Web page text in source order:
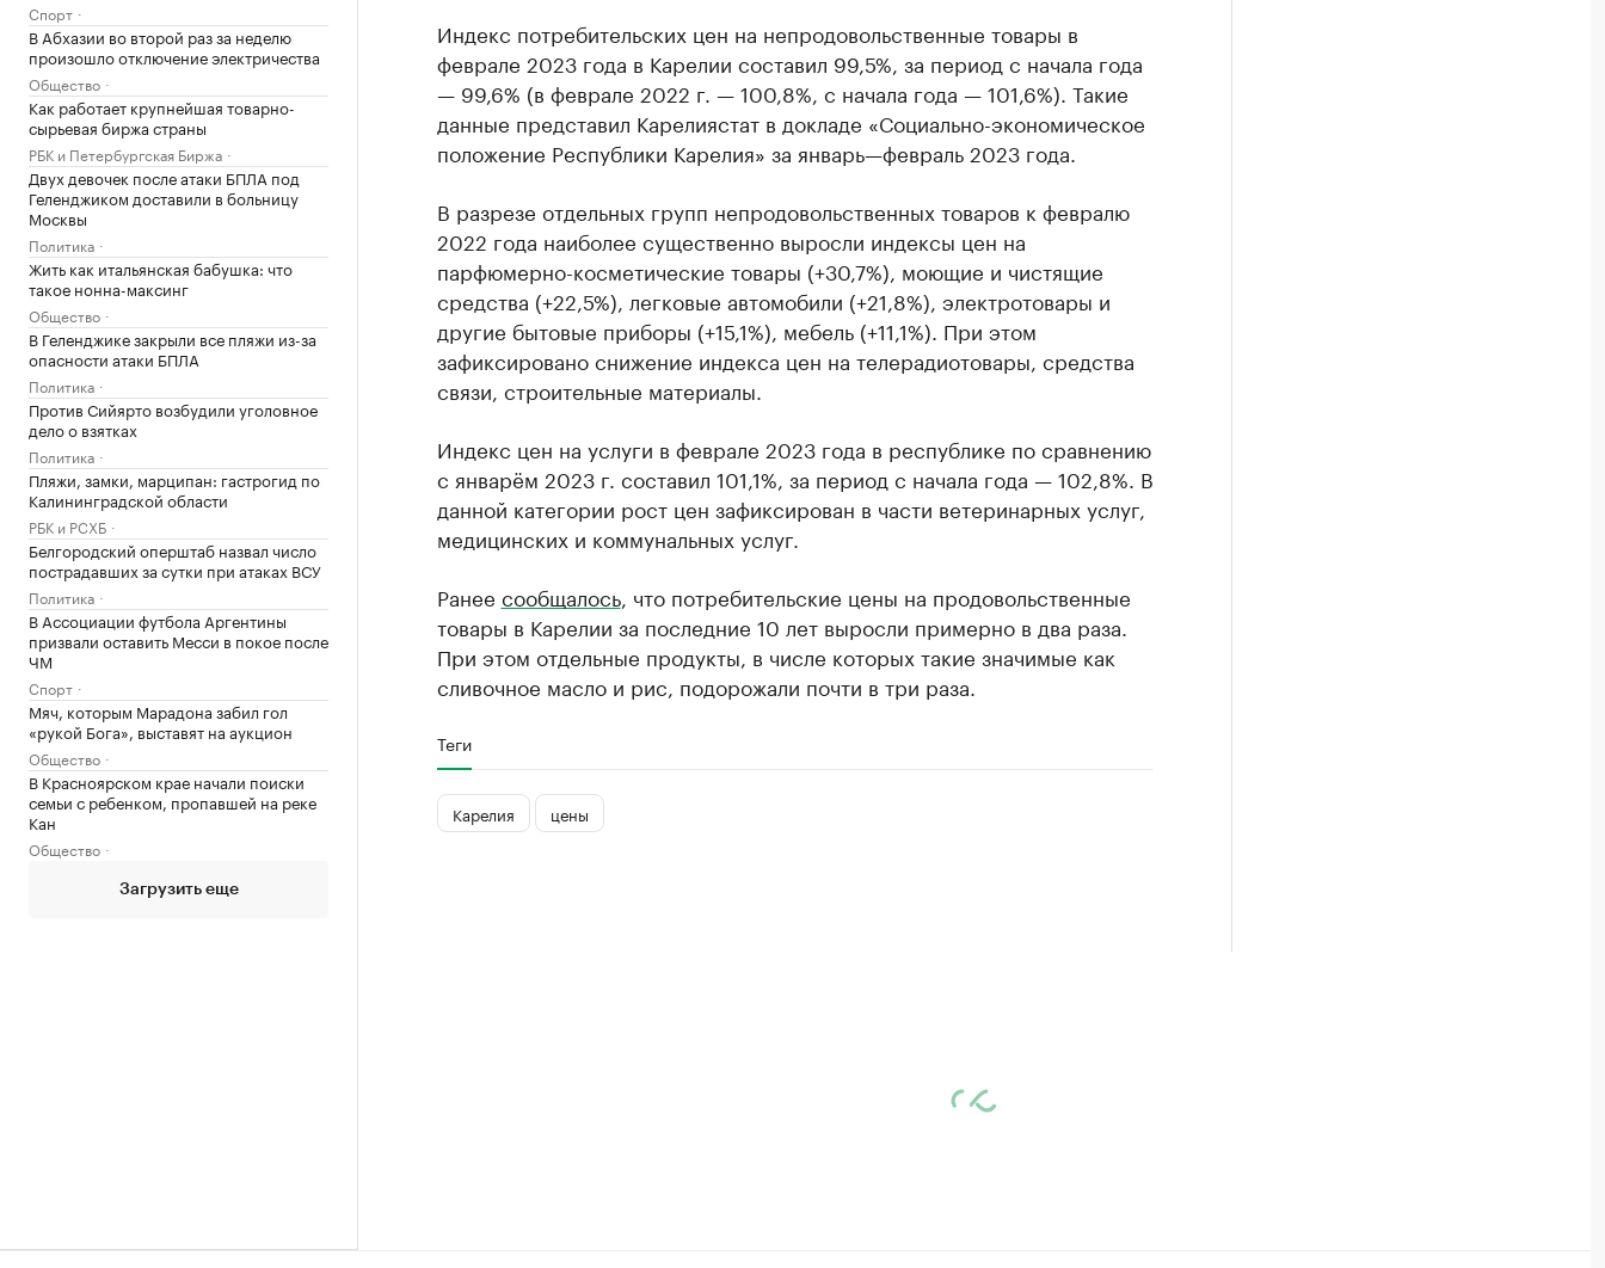
Спорт
В Абхазии во второй раз за неделю
произошло отключение электричества
Общество
Как работает крупнейшая товарно-
сырьевая биржа страны
РБК и Петербургская Биржа
Двух девочек после атаки БПЛА под
Геленджиком доставили в больницу
Москвы
Политика
Жить как итальянская бабушка: что
такое нонна-максинг
Общество
В Геленджике закрыли все пляжи из-за
опасности атаки БПЛА
Политика
Против Сийярто возбудили уголовное
дело о взятках
Политика
Пляжи, замки, марципан: гастрогид по
Калининградской области
РБК и РСХБ
Белгородский оперштаб назвал число
пострадавших за сутки при атаках ВСУ
Политика
В Ассоциации футбола Аргентины
призвали оставить Месси в покое после
ЧМ
Спорт
Мяч, которым Марадона забил гол
«рукой Бога», выставят на аукцион
Общество
В Красноярском крае начали поиски
семьи с ребенком, пропавшей на реке
Кан
Общество
Загрузить еще
Индекс потребительских цен на непродовольственные товары в
феврале 2023 года в Карелии составил 99,5%, за период с начала года
— 99,6% (в феврале 2022 г. — 100,8%, с начала года — 101,6%). Такие
данные представил Карелиястат в докладе «Социально-экономическое
положение Республики Карелия» за январь—февраль 2023 года.
В разрезе отдельных групп непродовольственных товаров к февралю
2022 года наиболее существенно выросли индексы цен на
парфюмерно-косметические товары (+30,7%), моющие и чистящие
средства (+22,5%), легковые автомобили (+21,8%), электротовары и
другие бытовые приборы (+15,1%), мебель (+11,1%). При этом
зафиксировано снижение индекса цен на телерадиотовары, средства
связи, строительные материалы.
Индекс цен на услуги в феврале 2023 года в республике по сравнению
с январём 2023 г. составил 101,1%, за период с начала года — 102,8%. В
данной категории рост цен зафиксирован в части ветеринарных услуг,
медицинских и коммунальных услуг.
Ранее сообщалось, что потребительские цены на продовольственные
товары в Карелии за последние 10 лет выросли примерно в два раза.
При этом отдельные продукты, в числе которых такие значимые как
сливочное масло и рис, подорожали почти в три раза.
Теги
Карелия цены